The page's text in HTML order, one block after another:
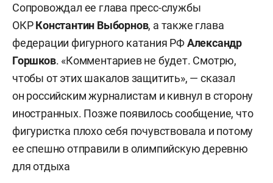
Сопровождал ее глава пресс-службы
ОКРКонстантин Выборнов, а также глава
федерации фигурного катания РФАлександр
Горшков. «Комментариев не будет. Смотрю,
чтобы от этих шакалов защитить», — сказал
он российским журналистам и кивнул в сторону
иностранных. Позже появилось сообщение, что
фигуристка плохо себя почувствовала и потому
ее спешно отправили в олимпийскую деревню
для отдыха